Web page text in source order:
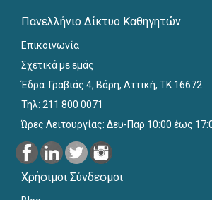
Πανελλήνιο Δίκτυο Καθηγητών
Επικοινωνία
Σχετικά με εμάς
Έδρα: Γραβιάς 4, Βάρη, Αττική, ΤΚ 16672
Τηλ: 211 800 0071
Ώρες Λειτουργίας: Δευ-Παρ 10:00 έως
Χρήσιμοι Σύνδεσμοι